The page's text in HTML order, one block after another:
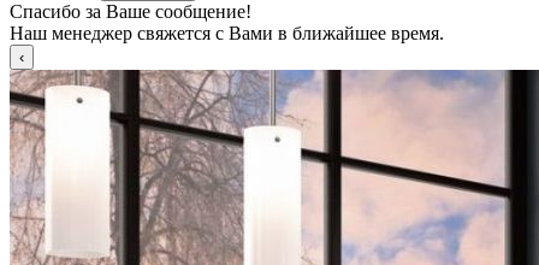
Спасибо за Ваше сообщение!
Наш менеджер свяжется с Вами в ближайшее время.